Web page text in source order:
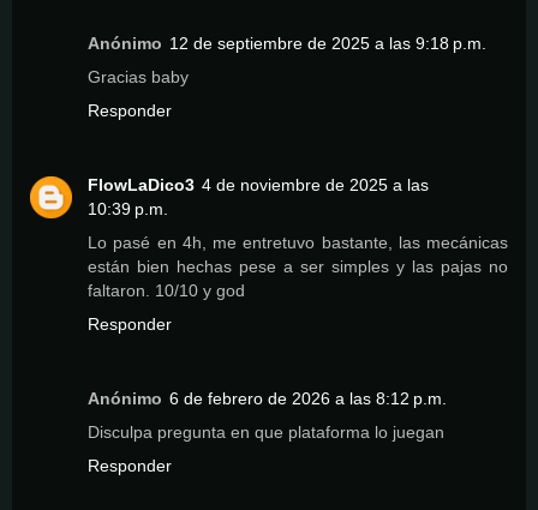
Anónimo 12 de septiembre de 2025 a las 9:18 p.m.
Gracias baby
Responder
FlowLaDico3 4 de noviembre de 2025 a las
10:39 p.m.
Lo pasé en 4h, me entretuvo bastante, las mecánicas
están bien hechas pese a ser simples y las pajas no
faltaron. 10/10 y god
Responder
Anónimo 6 de febrero de 2026 a las 8:12 p.m.
Disculpa pregunta en que plataforma lo juegan
Responder